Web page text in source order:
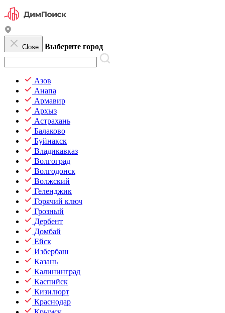
Close Выберите город
Азов
Анапа
Армавир
Архыз
Астрахань
Балаково
Буйнакск
Владикавказ
Волгоград
Волгодонск
Волжский
Геленджик
Горячий ключ
Грозный
Дербент
Домбай
Ейск
Избербаш
Казань
Калининград
Каспийск
Кизилюрт
Краснодар